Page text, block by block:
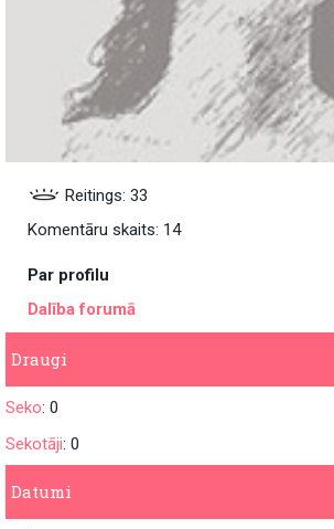
Reitings: 33
Komentāru skaits: 14
Par profilu
Dalība forumā
Draugi
Seko: 0
Sekotāji: 0
Datumi